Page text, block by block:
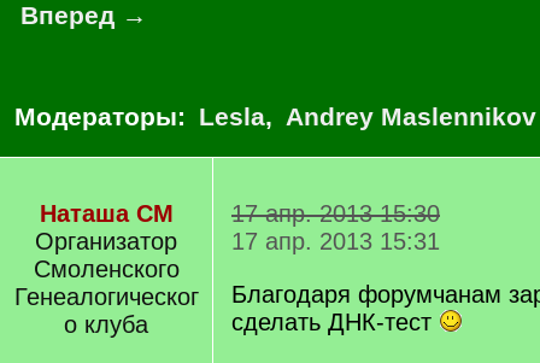
Вперед →
Модераторы: Lesla, Andrey Maslennikov
Наташа СМ
Организатор
Смоленского
Генеалогическог
о клуба
17 апр. 2013 15:30
17 апр. 2013 15:31
Благодаря форумчанам
сделать ДНК-тест